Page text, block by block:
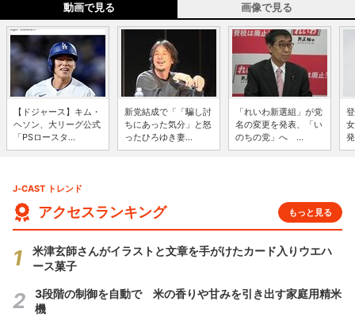
動画で見る 画像で見る
【ドジャース】キム・
ヘソン、大リーグ公式
「PSロースタ...
新党結成で「「騙し討
ちにあった気分」と怒
ったひろゆき妻...
「れいわ新選組」が党
名の変更を発表、「い
のちの党」へ ...
J-CAST トレンド
アクセスランキング もっと見る
米津玄師さんがイラストと文章を手がけたカード入りウエハ
ース菓子
3段階の制御を自動で 米の香りや甘みを引き出す家庭用精米
機